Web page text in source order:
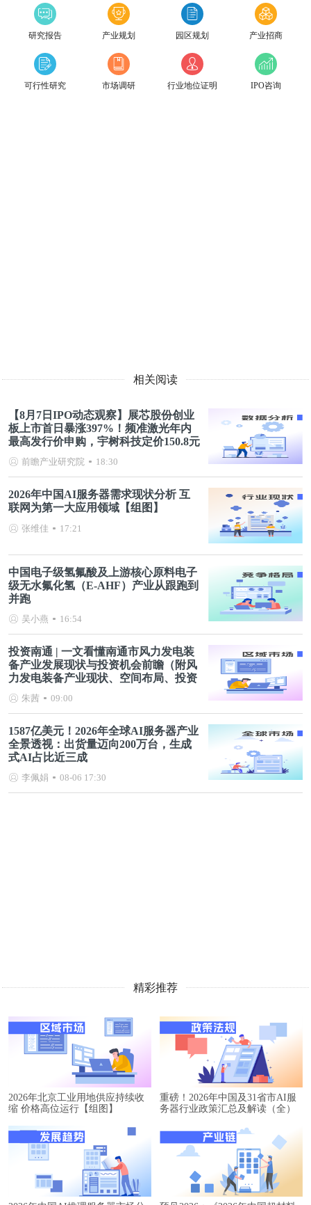
研究报告 产业规划 园区规划 产业招商
可行性研究 市场调研 行业地位证明 IPO咨询
相关阅读
【8月7日IPO动态观察】展芯股份创业
板上市首日暴涨397%！频准激光年内
最高发行价申购，宇树科技定价150.8元
前瞻产业研究院 18:30
2026年中国AI服务器需求现状分析 互
联网为第一大应用领域【组图】
张维佳 17:21
中国电子级氢氟酸及上游核心原料电子
级无水氟化氢（E-AHF）产业从跟跑到
并跑
吴小燕 16:54
投资南通 | 一文看懂南通市风力发电装
备产业发展现状与投资机会前瞻（附风
力发电装备产业现状、空间布局、投资
机会分析等）
朱茜 09:00
1587亿美元！2026年全球AI服务器产业
全景透视：出货量迈向200万台，生成
式AI占比近三成
李佩娟 08-06 17:30
精彩推荐
2026年北京工业用地供应持续收
缩 价格高位运行【组图】
重磅！2026年中国及31省市AI服
务器行业政策汇总及解读（全）